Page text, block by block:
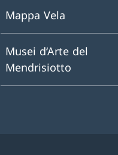
Mappa Vela
Musei d‘Arte del
Mendrisiotto